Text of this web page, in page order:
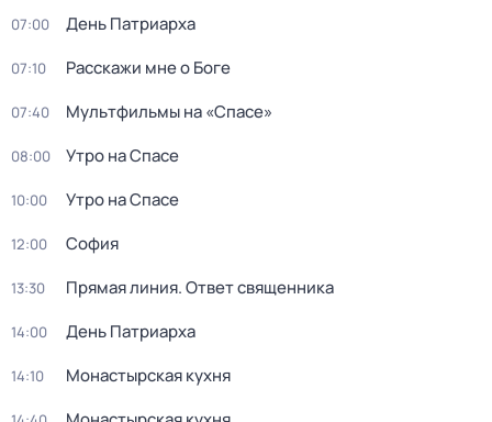
07:00 День Патриарха
07:10 Расскажи мне о Боге
07:40 Мультфильмы на «Спасе»
08:00 Утро на Спасе
10:00 Утро на Спасе
12:00 София
13:30 Прямая линия. Ответ священника
14:00 День Патриарха
14:10 Монастырская кухня